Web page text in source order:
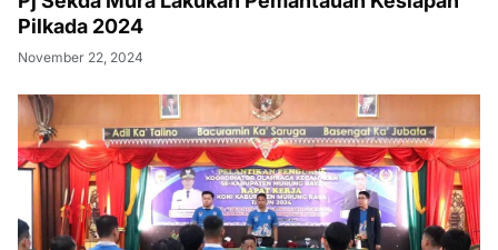
Pilkada 2024
November 22, 2024